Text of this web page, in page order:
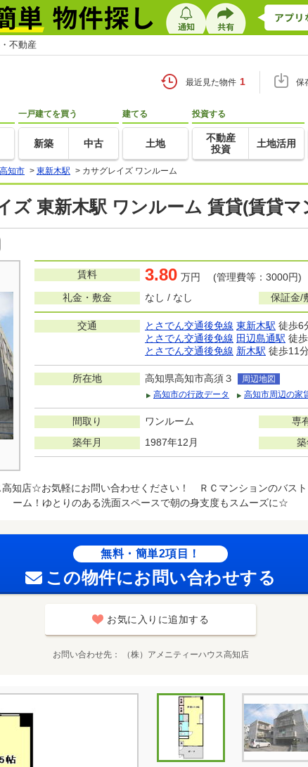
不動産
最近見た物件 1 保
一戸建てを買う
新築 中古
建てる
土地
投資する
不動産
投資
土地活用
高知市 > 東新木駅 > カサグレイズ ワンルーム
ズ 東新木駅 ワンルーム 賃貸(賃貸
賃料 3.80 万円 (管理費等：3000円)
礼金・敷金
なし / なし 保証金/
交通 とさでん交通後免線 東新木駅 徒歩6
とさでん交通後免線 田辺島通駅 徒
とさでん交通後免線 新木駅 徒歩11
所在地 高知県高知市高須３
周辺地図
高知市の行政データ
高知市周辺の家
間取り ワンルーム
専
築年月
1987年12月
高知店☆お気軽にお問い合わせください！ ＲＣマンションのバス
ーム！ゆとりのある洗面スペースで朝の身支度もスムーズに☆
無料・簡単2項目！
この物件にお問い合わせする
お気に入りに追加する
お問い合わせ先 （株）アメニティーハウス高知店